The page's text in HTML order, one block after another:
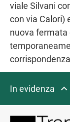
viale Silvani
con via Calori)
nuova fermata
In evidenza